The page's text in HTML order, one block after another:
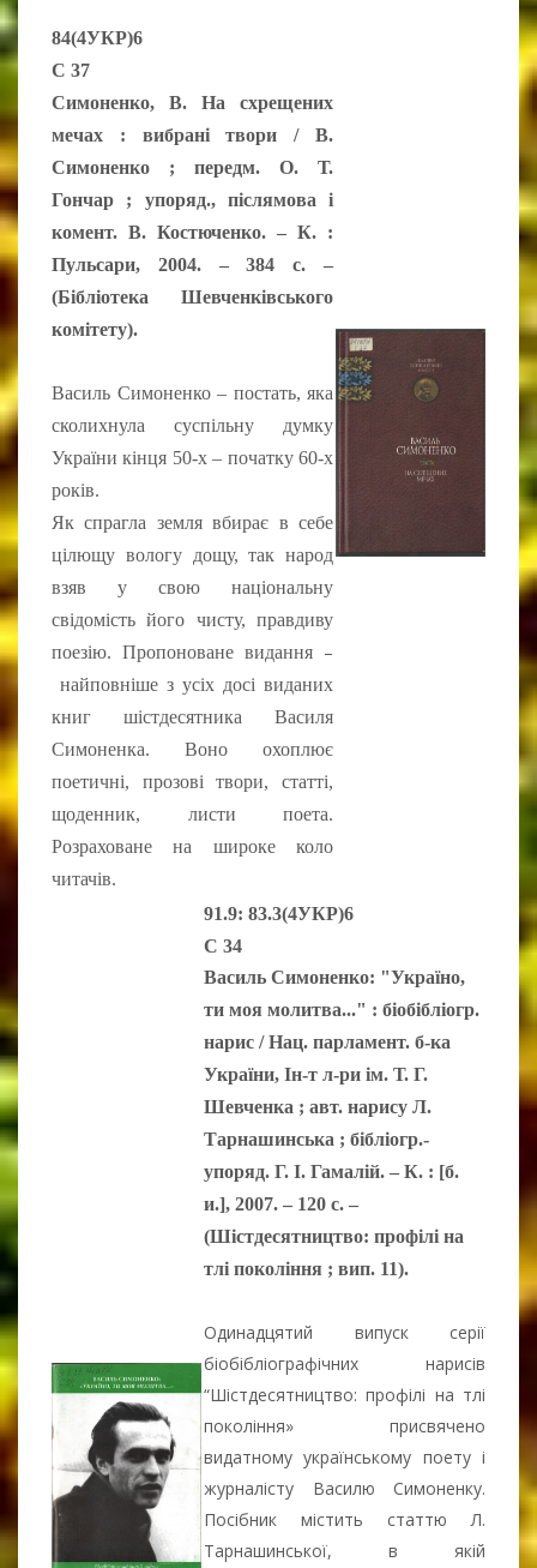
84(4УКР)6
С 37
Симоненко, В. На схрещених
мечах : вибрані твори / В.
Симоненко ; передм. О. Т.
Гончар ; упоряд., післямова і
комент. В. Костюченко. – К. :
Пульсари, 2004. – 384 с. –
(Бібліотека Шевченківського
комітету).
Василь Симоненко – постать, яка
сколихнула суспільну думку
України кінця 50-х – початку 60-х
років.
Як спрагла земля вбирає в себе
цілющу вологу дощу, так народ
взяв у свою національну
свідомість його чисту, правдиву
поезію. Пропоноване видання –
найповніше з усіх досі виданих
книг шістдесятника Василя
Симоненка. Воно охоплює
поетичні, прозові твори, статті,
щоденник, листи поета.
Розраховане на широке коло
читачів.
91.9: 83.3(4УКР)6
С 34
Василь Симоненко: "Україно,
ти моя молитва..." : біобібліогр.
нарис / Нац. парламент. б-ка
України, Ін-т л-ри ім. Т. Г.
Шевченка ; авт. нарису Л.
Тарнашинська ; бібліогр.-
упоряд. Г. І. Гамалій. – К. : [б.
и.], 2007. – 120 с. –
(Шістдесятництво: профілі на
тлі покоління ; вип. 11).
Одинадцятий випуск серії
біобібліографічних нарисів
“Шістдесятництво: профілі на тлі
покоління» присвячено
видатному українському поету і
журналісту Василю Симоненку.
Посібник містить статтю Л.
Тарнашинської, в якій